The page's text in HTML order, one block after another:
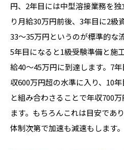
円、2年目には中型溶接業務を
り月給30万円前後、3年目に2級
33〜35万円というのが標準的な
5年目になると1級受験準備と施
給40〜45万円に到達します。7
収600万円超の水準に入り、10
と組み合わさることで年収700
ます。もちろんこれは目安であ
体制次第で加速も減速もします。